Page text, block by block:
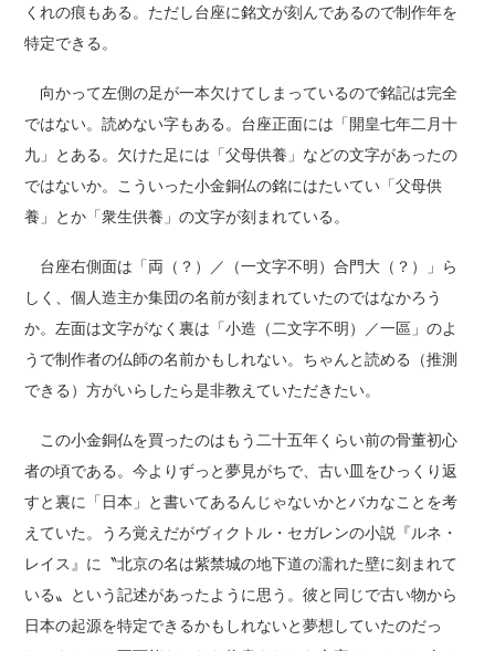
くれの痕もある。ただし台座に銘文が刻んであるので制作年を
特定できる。
向かって左側の足が一本欠けてしまっているので銘記は完全
ではない。読めない字もある。台座正面には「開皇七年二月十
九」とある。欠けた足には「父母供養」などの文字があったの
ではないか。こういった小金銅仏の銘にはたいてい「父母供
養」とか「衆生供養」の文字が刻まれている。
台座右側面は「両（？）／（一文字不明）合門大（？）」ら
しく、個人造主か集団の名前が刻まれていたのではなかろう
か。左面は文字がなく裏は「小造（二文字不明）／一區」のよ
うで制作者の仏師の名前かもしれない。ちゃんと読める（推測
できる）方がいらしたら是非教えていただきたい。
この小金銅仏を買ったのはもう二十五年くらい前の骨董初心
者の頃である。今よりずっと夢見がちで、古い皿をひっくり返
すと裏に「日本」と書いてあるんじゃないかとバカなことを考
えていた。うろ覚えだがヴィクトル・セガレンの小説『ルネ・
レイス』に〝北京の名は紫禁城の地下道の濡れた壁に刻まれて
いる〟という記述があったように思う。彼と同じで古い物から
日本の起源を特定できるかもしれないと夢想していたのだっ